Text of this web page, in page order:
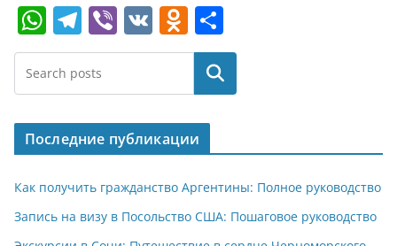
W
h
at
s
A
p
p
T
el
e
gr
a
m
Vi
b
V
K
O
d
o
kl
a
ss
ni
т
п
р
в
и
т
Поиск
Последние публикации
Как получить гражданство Аргентины: Полное руководство
Запись на визу в Посольство США: Пошаговое руководство